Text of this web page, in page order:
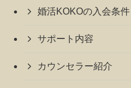
婚活KOKOの入会条件
サポート内容
カウンセラー紹介